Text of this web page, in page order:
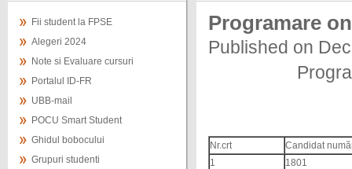
Fii student la FPSE
Alegeri 2024
Note si Evaluare cursuri
Portalul ID-FR
UBB-mail
POCU Smart Student
Ghidul bobocului
Grupuri studenti
Programare
Published on
Nr.crt
Candidat
1
1801